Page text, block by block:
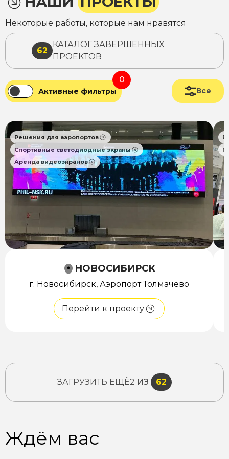
Некоторые работы, которые нам нравятся
62
КАТАЛОГ ЗАВЕРШЕННЫХ
ПРОЕКТОВ
Активные фильтры
0
Все
Решения для аэропортов
Спортивные светодиодные экраны
Аренда видеоэкранов
НОВОСИБИРСК
г. Новосибирск, Аэропорт Толмачево
Перейти к проекту
ЗАГРУЗИТЬ ЕЩЁ2 ИЗ 62
Ждём вас